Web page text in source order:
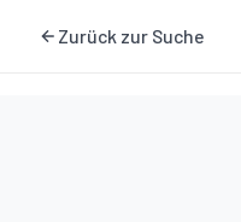
Zurück zur Suche